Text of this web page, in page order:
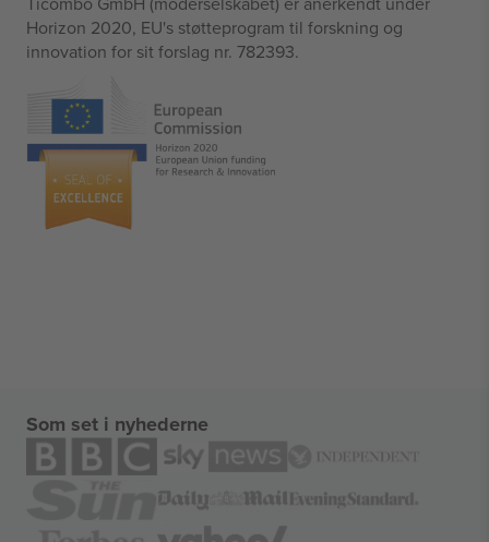
Horizon 2020, EU's støtteprogram til forskning og
innovation for sit forslag nr. 782393.
Som set i nyhederne